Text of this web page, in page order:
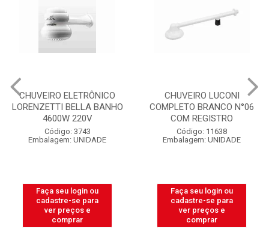
CHUVEIRO ELETRÔNICO
LORENZETTI BELLA BANHO
4600W 220V
Código: 3743
Embalagem: UNIDADE
Faça seu login ou
cadastre-se para
ver preços e
comprar
CHUVEIRO LUCONI
COMPLETO BRANCO N°06
COM REGISTRO
Código: 11638
Embalagem: UNIDADE
Faça seu login ou
cadastre-se para
ver preços e
comprar